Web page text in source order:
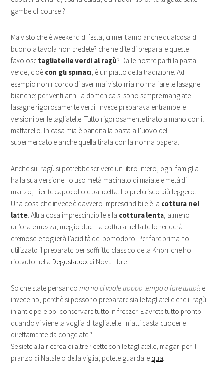
gambe of course ?
Ma visto che è weekend di festa, ci meritiamo anche qualcosa di
buono a tavola non credete? che ne dite di preparare queste
favolose tagliatelle verdi al ragù? Dalle nostre parti la pasta
verde, cioè con gli spinaci, è un piatto della tradizione. Ad
esempio non ricordo di aver mai visto mia nonna fare le lasagne
bianche; per venti anni la domenica si sono sempre mangiate
lasagne rigorosamente verdi. Invece preparava entrambe le
versioni per le tagliatelle. Tutto rigorosamente tirato a mano con il
mattarello. In casa mia è bandita la pasta all’uovo del
supermercato e anche quella tirata con la nonna papera.
Anche sul ragù si potrebbe scrivere un libro intero, ogni famiglia
ha la sua versione. Io uso metà macinato di maiale e metà di
manzo, niente capocollo e pancetta. Lo preferisco più leggero.
Una cosa che invece è davvero imprescindibile è la cottura nel
latte. Altra cosa imprescindibile è la cottura lenta, almeno
un’ora e mezza, meglio due. La cottura nel latte lo renderà
cremoso e toglierà l’acidità del pomodoro. Per fare prima ho
utilizzato il preparato per soffritto classico della Knorr che ho
ricevuto nella Degustabox di Novembre.
So che state pensandoma no ci vuole troppo tempo a fare tutto!! e
invece no, perchè si possono preparare sia le tagliatelle che il ragù
in anticipo e poi conservare tutto in freezer. E avrete tutto pronto
quando vi viene la voglia di tagliatelle. Infatti basta cuocerle
direttamente da congelate ?
Se siete alla ricerca di altre ricette con le tagliatelle, magari per il
pranzo di Natale o della viglia, potete guardare qua.